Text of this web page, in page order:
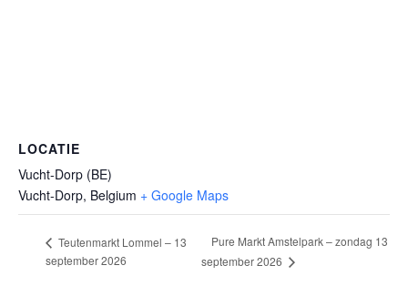
LOCATIE
Vucht-Dorp (BE)
Vucht-Dorp, Belgium + Google Maps
Teutenmarkt Lommel – 13
september 2026
Pure Markt Amstelpark – zondag 13
september 2026